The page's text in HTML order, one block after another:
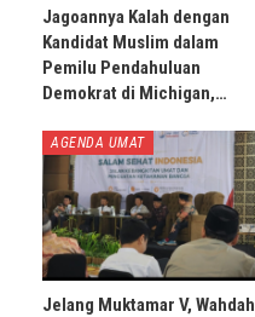
Jagoannya Kalah dengan
Kandidat Muslim dalam
Pemilu Pendahuluan
Demokrat di Michigan,…
AGENDA UMAT
Jelang Muktamar V, Wahdah